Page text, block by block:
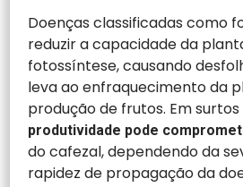
Doenças classificadas como
reduzir a capacidade da
fotossíntese, causando
leva ao enfraquecimento da
produção de frutos. Em surtos
produtividade pode
do cafezal, dependendo da
rapidez de propagação da